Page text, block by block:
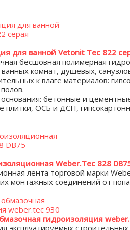
для ванной Vetonit Tec 822
бесшовная полимерная
комнат, душевых,
к влаге материалов:
бетонные и
плитки, ОСБ и ДСП,
Weber.Tec 828
лента торговой марки
монтажных соединений от
гидроизоляция